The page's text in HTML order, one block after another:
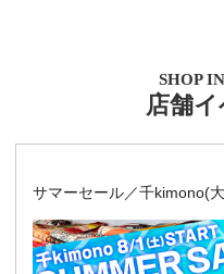
SHOP
店舗
サマーセール／千kimono(